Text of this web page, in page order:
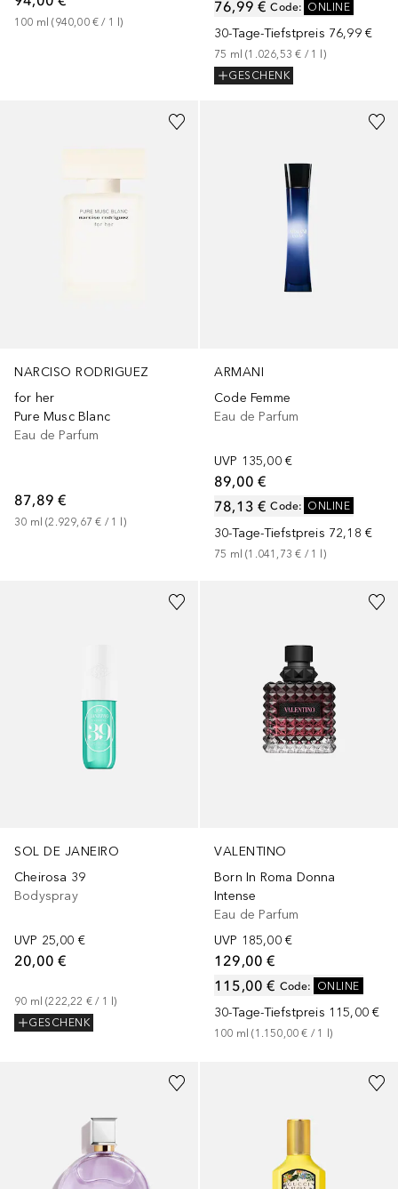
100 ml (940,00 € / 1 l)
Code: ONLINE
76,99 €
30-Tage-Tiefstpreis 76,99 €
75 ml (1.026,53 € / 1
)
GESCHENK
NARCISO RODRIGUEZ
for her
Pure Musc Blanc
Eau de Parfum
87,89 €
30 ml (2.929,67 € / 1 )
ARMANI
Code Femme
Eau de Parfum
UVP 135,00 €
89,00 €
Code: ONLINE
78,13 €
30-Tage-Tiefstpreis 72,18 €
75 ml (1.041,73 € / 1 l)
2Größen
SOL DE JANEIRO
Cheirosa 39
Bodyspray
UVP 25,00 €
20,00 €
90 ml (222,22 € / 1 l)
GESCHENK
VALENTINO
Born In Roma Donna
Intense
Eau de Parfum
UVP 185,00 €
129,00 €
Code: ONLINE
115,00 €
30-Tage-Tiefstpreis 115,00 €
100 ml (1.150,00 € / 1 )
2 Größen
Größen